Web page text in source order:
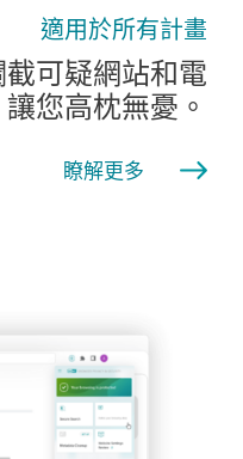
適用於所有計畫
截可疑網站和電
您高枕無憂。
瞭解更多